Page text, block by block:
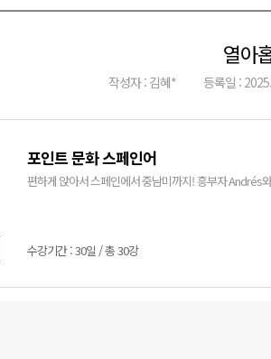
열아
작성자 : 김혜* 등록일 :
포인트 문화 스페인어
편하게 앉아서 스페인에서 중남미까지! 흥부자 Andrés
수강기간 : 30일 / 총 30강